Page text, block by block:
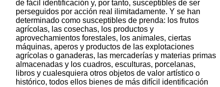
de fácil identificación y, por tanto, susceptibles de ser
perseguidos por acción real ilimitadamente. Y se han
determinado como susceptibles de prenda: los frutos
agrícolas, las cosechas, los productos y
aprovechamientos forestales, los animales, ciertas
máquinas, aperos y productos de las explotaciones
agrícolas o ganaderas, las mercaderías y materias primas
almacenadas y los cuadros, esculturas, porcelanas,
libros y cualesquiera otros objetos de valor artístico o
histórico, todos ellos bienes de más difícil identificación